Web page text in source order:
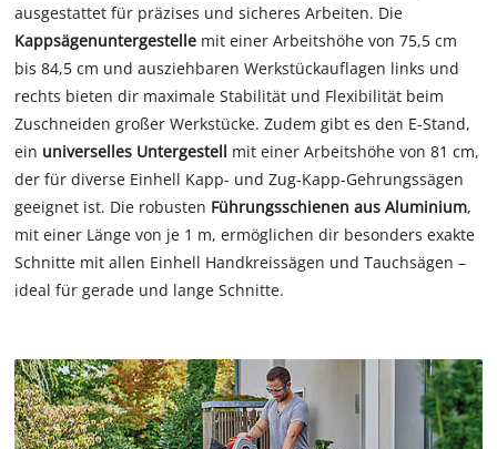
ausgestattet für präzises und sicheres Arbeiten. Die
Kappsägenuntergestelle mit einer Arbeitshöhe von 75,5 cm
bis 84,5 cm und ausziehbaren Werkstückauflagen links und
rechts bieten dir maximale Stabilität und Flexibilität beim
Zuschneiden großer Werkstücke. Zudem gibt es den E-Stand,
ein universelles Untergestell mit einer Arbeitshöhe von 81 cm,
der für diverse Einhell Kapp- und Zug-Kapp-Gehrungssägen
geeignet ist. Die robusten Führungsschienen aus Aluminium,
mit einer Länge von je 1 m, ermöglichen dir besonders exakte
Schnitte mit allen Einhell Handkreissägen und Tauchsägen –
ideal für gerade und lange Schnitte.